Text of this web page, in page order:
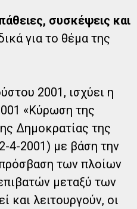
συσκέψεις και
για το θέμα της
2001, ισχύει η
«Κύρωση της
Δημοκρατίας της
4-2001) με βάση την
των πλοίων
μεταξύ των
και λειτουργούν, οι